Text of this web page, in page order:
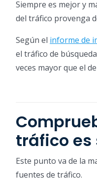
Siempre es mejor y
del tráfico provenga
Según el informe de
el tráfico de
veces mayor que el
tráfico es
Este punto va de la
fuentes de tráfico.